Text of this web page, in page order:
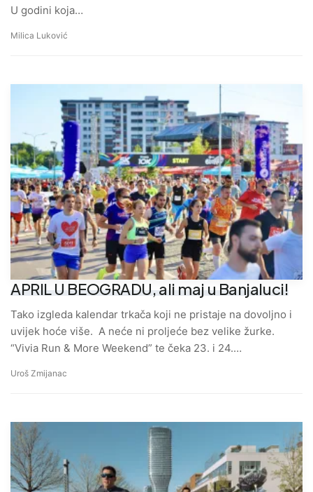
U godini koja…
Milica Luković
APRIL U BEOGRADU, ali maj u Banjaluci!
Tako izgleda kalendar trkača koji ne pristaje na dovoljno i
uvijek hoće više. A neće ni proljeće bez velike žurke.
“Vivia Run & More Weekend” te čeka 23. i 24.…
Uroš Zmijanac